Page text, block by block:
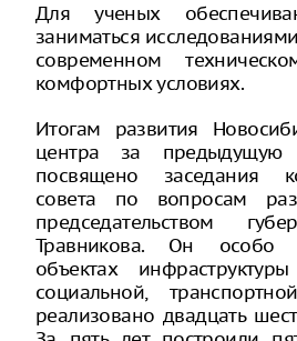
Для ученых
заниматься
современном
комфортных условиях.
Итогам развития
центра за предыдущую
посвящено заседания
совета по вопросам
председательством
Травникова. Он особо
объектах
социальной,
реализовано двадцать